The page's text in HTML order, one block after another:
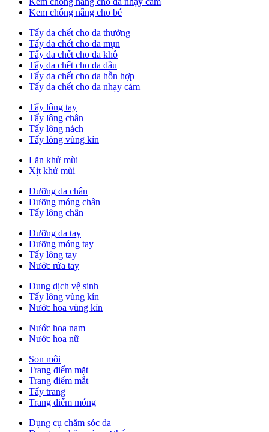
Kem chống nắng cho bé
Tẩy da chết cho da thường
Tẩy da chết cho da mụn
Tẩy da chết cho da khô
Tẩy da chết cho da dầu
Tẩy da chết cho da hỗn hợp
Tẩy da chết cho da nhạy cảm
Tẩy lông tay
Tẩy lông chân
Tẩy lông nách
Tẩy lông vùng kín
Lăn khử mùi
Xịt khử mùi
Dưỡng da chân
Dưỡng móng chân
Tẩy lông chân
Dưỡng da tay
Dưỡng móng tay
Tẩy lông tay
Nước rửa tay
Dung dịch vệ sinh
Tẩy lông vùng kín
Nước hoa vùng kín
Nước hoa nam
Nước hoa nữ
Son môi
Trang điểm mặt
Trang điểm mắt
Tẩy trang
Trang điểm móng
Dụng cụ chăm sóc da